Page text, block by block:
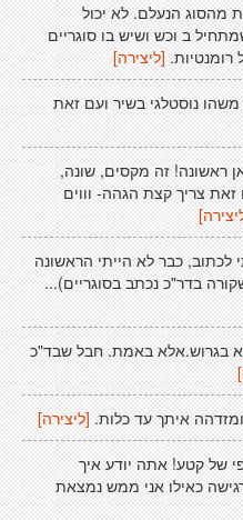
מהסוג הנעלם. לא יכול
ב וכש ושיש בו סוגריים
רומנטיות. [ליצירה]
נוסטלגי בשיר ועם זאת
ראשונה! זה מקסים, שונה,
צריך קצת הגהה- וווים
לכתוב, כבר לא הייתי הראשונה
בדר"כ נכתב בסוגריים)...
בגרוש.אלא באמת. חבל שבד"כ
איתך עד כלות. [ליצירה]
של קטע! אתה יודע איך
כאילו אני ממש נמצאת